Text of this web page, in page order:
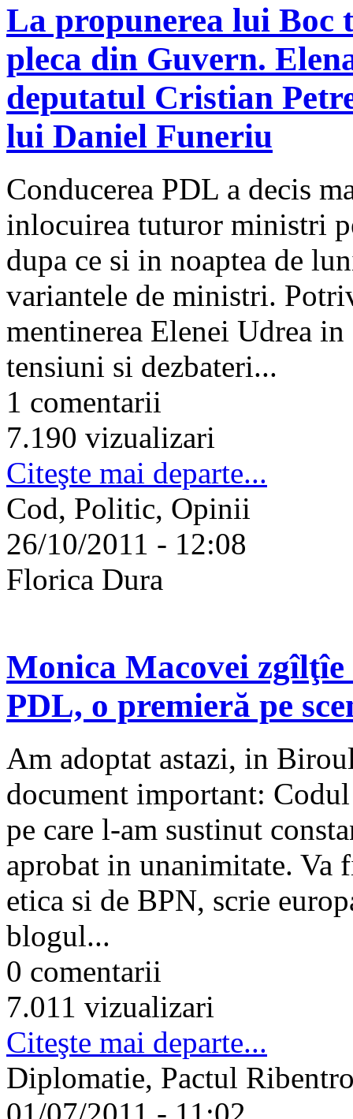
La propunerea lui
pleca din Guvern.
deputatul Cristian
lui Daniel Funeriu
Conducerea PDL a decis
inlocuirea tuturor ministri
dupa ce si in noaptea de
variantele de ministri.
mentinerea Elenei Udrea
tensiuni si dezbateri...
1 comentarii
7.190 vizualizari
Citeşte mai departe...
Cod, Politic, Opinii
26/10/2011 - 12:08
Florica Dura
Monica Macovei
PDL, o premieră pe
Am adoptat astazi, in
document important:
pe care l-am sustinut
aprobat in unanimitate. Va
etica si de BPN, scrie
blogul...
0 comentarii
7.011 vizualizari
Citeşte mai departe...
Diplomatie, Pactul